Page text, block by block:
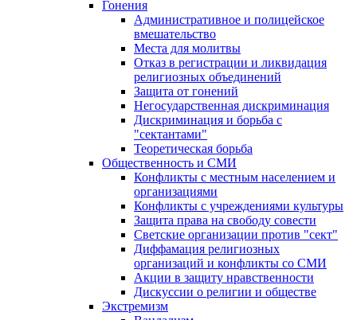
Гонения
Административное и полицейское
вмешательство
Места для молитвы
Отказ в регистрации и ликвидация
религиозных объединений
Защита от гонений
Негосударственная дискриминация
Дискриминация и борьба с
"сектантами"
Теоретическая борьба
Общественность и СМИ
Конфликты с местным населением и
организациями
Конфликты с учреждениями культуры
Защита права на свободу совести
Светские организации против "сект"
Диффамация религиозных
организаций и конфликты со СМИ
Акции в защиту нравственности
Дискуссии о религии и обществе
Экстремизм